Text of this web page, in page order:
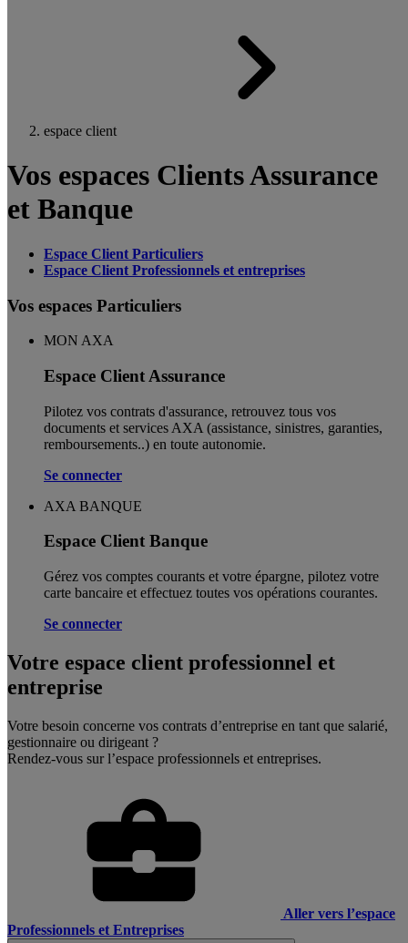
espace client
Vos espaces Clients Assurance
et Banque
Espace Client Particuliers
Espace Client Professionnels et entreprises
Vos espaces Particuliers
MON AXA
Espace Client Assurance
Pilotez vos contrats d'assurance, retrouvez tous vos
documents et services AXA (assistance, sinistres, garanties,
remboursements..) en toute autonomie. ​
Se connecter
AXA BANQUE
Espace Client Banque
Gérez vos comptes courants et votre épargne, pilotez votre
carte bancaire et effectuez toutes vos opérations courantes.
Se connecter
Votre espace client professionnel et
entreprise
Votre besoin concerne vos contrats d’entreprise en tant que salarié,
gestionnaire ou dirigeant ?
Rendez-vous sur l’espace professionnels et entreprises.
Aller vers l’espace
Professionnels et Entreprises